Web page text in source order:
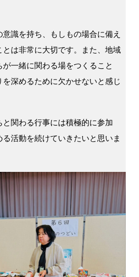
識を持ち、もしもの場合に備え
とは非常に大切です。また、地域
一緒に関わる場をつくること
を深めるために欠かせないと感じ
関わる行事には積極的に参加
る活動を続けていきたいと思いま